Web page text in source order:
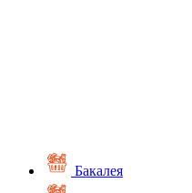
Бакалея